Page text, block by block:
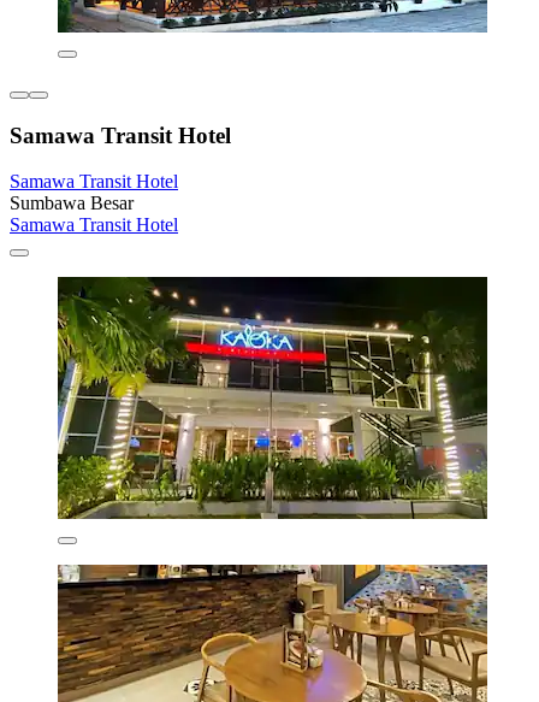
Samawa Transit Hotel
Samawa Transit Hotel
Sumbawa Besar
Samawa Transit Hotel